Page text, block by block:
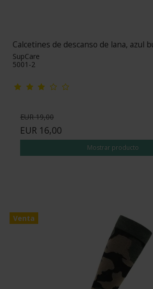
Calcetines de descanso de lana, azul
SupCare
5001-2
EUR 19,00
EUR 16,00
Mostrar producto
Venta